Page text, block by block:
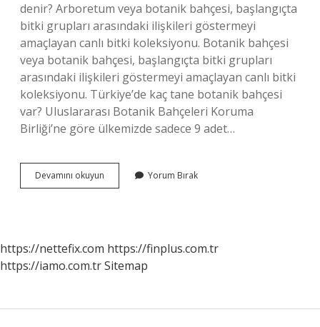
denir? Arboretum veya botanik bahçesi, başlangıçta
bitki grupları arasındaki ilişkileri göstermeyi
amaçlayan canlı bitki koleksiyonu. Botanik bahçesi
veya botanik bahçesi, başlangıçta bitki grupları
arasındaki ilişkileri göstermeyi amaçlayan canlı bitki
koleksiyonu. Türkiye’de kaç tane botanik bahçesi
var? Uluslararası Botanik Bahçeleri Koruma
Birliği’ne göre ülkemizde sadece 9 adet…
Devamını okuyun
Bahçeleri
Yorum Bırak
https://nettefix.com https://finplus.com.tr
https://iamo.com.trSitemap